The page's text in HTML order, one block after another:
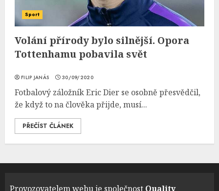
Sport
Volání přírody bylo silnější. Opora
Tottenhamu pobavila svět
FILIP JANÁS 30/09/2020
Fotbalový záložník Eric Dier se osobně přesvědčil,
že když to na člověka přijde, musí...
PŘEČÍST ČLÁNEK
Provozovatelem webu je společnost Quality